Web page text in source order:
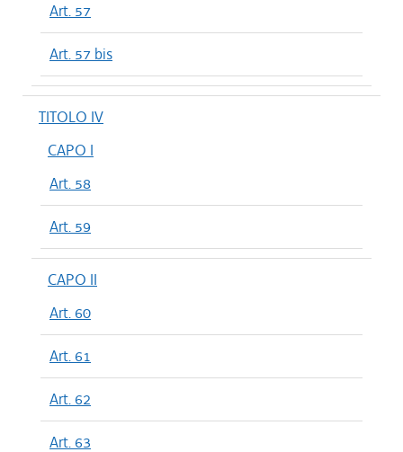
Art. 57
Art. 57 bis
TITOLO IV
CAPO I
Art. 58
Art. 59
CAPO II
Art. 60
Art. 61
Art. 62
Art. 63